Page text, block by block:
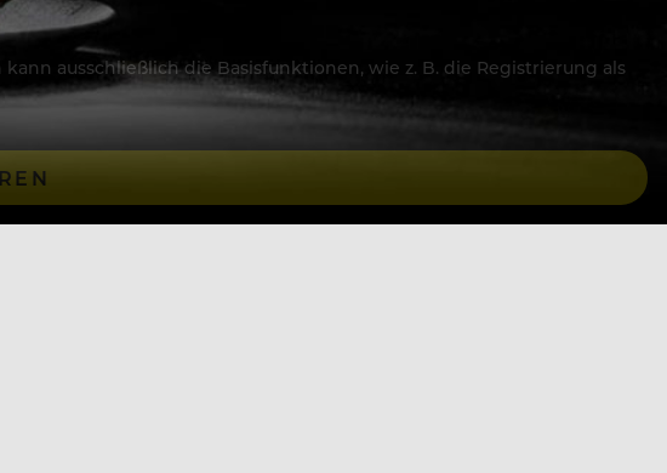
ausschließlich die Basisfunktionen, wie z. B. die Registrierung als